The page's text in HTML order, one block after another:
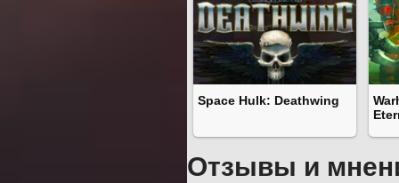
Space Hulk: Deathwing
Отзывы и